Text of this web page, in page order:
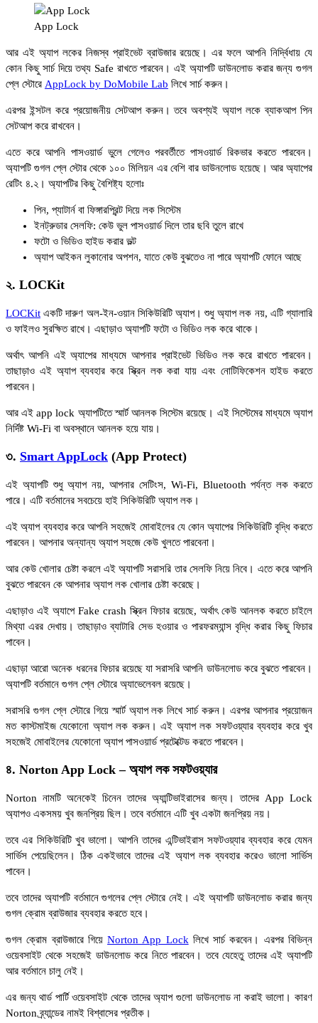
App Lock
আর এই অ্যাপ লকের নিজস্ব প্রাইভেট ব্রাউজার রয়েছে। এর ফলে আপনি নির্দ্বিধায় যে
কোন কিছু সার্চ দিয়ে তথ্য Safe রাখতে পারবেন। এই অ্যাপটি ডাউনলোড করার জন্য গুগল
প্লে স্টোরে AppLock by DoMobile Lab লিখে সার্চ করুন।
এরপর ইন্সটল করে প্রয়োজনীয় সেটআপ করুন। তবে অবশ্যই অ্যাপ লকে ব্যাকআপ পিন
সেটআপ করে রাখবেন।
এতে করে আপনি পাসওয়ার্ড ভুলে গেলেও পরবর্তীতে পাসওয়ার্ড রিকভার করতে পারবেন।
অ্যাপটি গুগল প্লে স্টোর থেকে ১০০ মিলিয়ন এর বেশি বার ডাউনলোড হয়েছে। আর অ্যাপের
রেটিং ৪.২। অ্যাপটির কিছু বৈশিষ্ট্য হলোঃ
পিন, প্যাটার্ন বা ফিঙ্গারপ্রিন্ট দিয়ে লক সিস্টেম
ইনট্রুডার সেলফি: কেউ ভুল পাসওয়ার্ড দিলে তার ছবি তুলে রাখে
ফটো ও ভিডিও হাইড করার ভল্ট
অ্যাপ আইকন লুকানোর অপশন, যাতে কেউ বুঝতেও না পারে অ্যাপটি ফোনে আছে
২. LOCKit
LOCKit একটি দারুণ অল-ইন-ওয়ান সিকিউরিটি অ্যাপ। শুধু অ্যাপ লক নয়, এটি গ্যালারি
ও ফাইলও সুরক্ষিত রাখে। এছাড়াও অ্যাপটি ফটো ও ভিডিও লক করে থাকে।
অর্থাৎ আপনি এই অ্যাপের মাধ্যমে আপনার প্রাইভেট ভিডিও লক করে রাখতে পারবেন।
তাছাড়াও এই অ্যাপ ব্যবহার করে স্ক্রিন লক করা যায় এবং নোটিফিকেশন হাইড করতে
পারবেন।
আর এই app lock অ্যাপটিতে স্মার্ট আনলক সিস্টেম রয়েছে। এই সিস্টেমের মাধ্যমে অ্যাপ
নির্দিষ্ট Wi-Fi বা অবস্থানে আনলক হয়ে যায়।
৩. Smart AppLock (App Protect)
এই অ্যাপটি শুধু অ্যাপ নয়, আপনার সেটিংস, Wi-Fi, Bluetooth পর্যন্ত লক করতে
পারে। এটি বর্তমানের সবচেয়ে হাই সিকিউরিটি অ্যাপ লক।
এই অ্যাপ ব্যবহার করে আপনি সহজেই মোবাইলের যে কোন অ্যাপের সিকিউরিটি বৃদ্ধি করতে
পারবেন। আপনার অন্যান্য অ্যাপ সহজে কেউ খুলতে পারবেনা।
আর কেউ খোলার চেষ্টা করলে এই অ্যাপটি সরাসরি তার সেলফি নিয়ে নিবে। এতে করে আপনি
বুঝতে পারবেন কে আপনার অ্যাপ লক খোলার চেষ্টা করেছে।
এছাড়াও এই অ্যাপে Fake crash স্ক্রিন ফিচার রয়েছে, অর্থাৎ কেউ আনলক করতে চাইলে
মিথ্যা এরর দেখায়। তাছাড়াও ব্যাটারি সেভ হওয়ার ও পারফরম্যান্স বৃদ্ধি করার কিছু ফিচার
পাবেন।
এছাড়া আরো অনেক ধরনের ফিচার রয়েছে যা সরাসরি আপনি ডাউনলোড করে বুঝতে পারবেন।
অ্যাপটি বর্তমানে গুগল প্লে স্টোরে অ্যাভেলেবল রয়েছে।
সরাসরি গুগল প্লে স্টোরে গিয়ে স্মার্ট অ্যাপ লক লিখে সার্চ করুন। এরপর আপনার প্রয়োজন
মত কাস্টমাইজ যেকোনো অ্যাপ লক করুন। এই অ্যাপ লক সফটওয়্যার ব্যবহার করে খুব
সহজেই মোবাইলের যেকোনো অ্যাপ পাসওয়ার্ড প্রটেক্টেড করতে পারবেন।
৪. Norton App Lock – অ্যাপ লক সফটওয়্যার
Norton নামটি অনেকেই চিনেন তাদের অ্যান্টিভাইরাসের জন্য। তাদের App Lock
অ্যাপও একসময় খুব জনপ্রিয় ছিল। তবে বর্তমানে এটি খুব একটা জনপ্রিয় নয়।
তবে এর সিকিউরিটি খুব ভালো। আপনি তাদের এন্টিভাইরাস সফটওয়্যার ব্যবহার করে যেমন
সার্ভিস পেয়েছিলেন। ঠিক একইভাবে তাদের এই অ্যাপ লক ব্যবহার করেও ভালো সার্ভিস
পাবেন।
তবে তাদের অ্যাপটি বর্তমানে গুগলের প্লে স্টোরে নেই। এই অ্যাপটি ডাউনলোড করার জন্য
গুগল ক্রোম ব্রাউজার ব্যবহার করতে হবে।
গুগল ক্রোম ব্রাউজারে গিয়েNorton App Lock লিখে সার্চ করবেন। এরপর বিভিন্ন
ওয়েবসাইট থেকে সহজেই ডাউনলোড করে নিতে পারবেন। তবে যেহেতু তাদের এই অ্যাপটি
আর বর্তমানে চালু নেই।
এর জন্য থার্ড পার্টি ওয়েবসাইট থেকে তাদের অ্যাপ গুলো ডাউনলোড না করাই ভালো। কারণ
Norton ব্র্যান্ডের নামই বিশ্বাসের প্রতীক।